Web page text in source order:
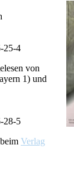
25-4
von
1) und
28-5
Verlag